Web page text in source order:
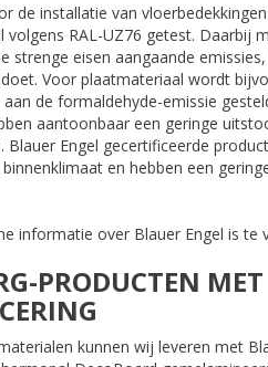
de installatie van
volgens RAL-UZ76 getest. Daarbij
strenge eisen aangaande
Voor plaatmateriaal wordt
de formaldehyde-emissie
aantoonbaar een geringe
Blauer Engel gecertificeerde
en hebben een
informatie over Blauer Engel is te
PRODUCTEN
kunnen wij leveren met